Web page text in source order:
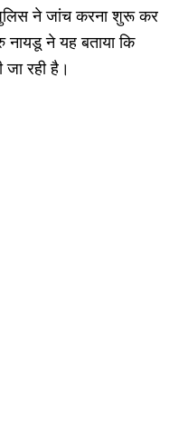
ने जांच करना शुरू कर
नायडू ने यह बताया कि
जा रही है।